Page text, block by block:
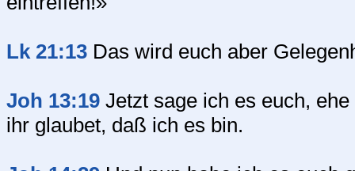
Lk 21:13 Das wird euch aber
Joh 13:19 Jetzt sage ich es euch,
ihr glaubet, daß ich es bin.